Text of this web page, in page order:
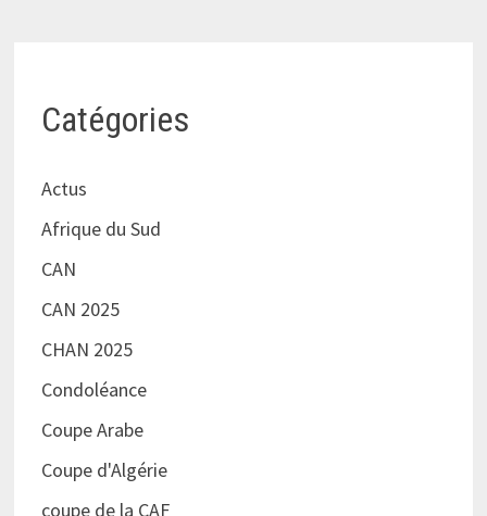
Catégories
Actus
Afrique du Sud
CAN
CAN 2025
CHAN 2025
Condoléance
Coupe Arabe
Coupe d'Algérie
coupe de la CAF